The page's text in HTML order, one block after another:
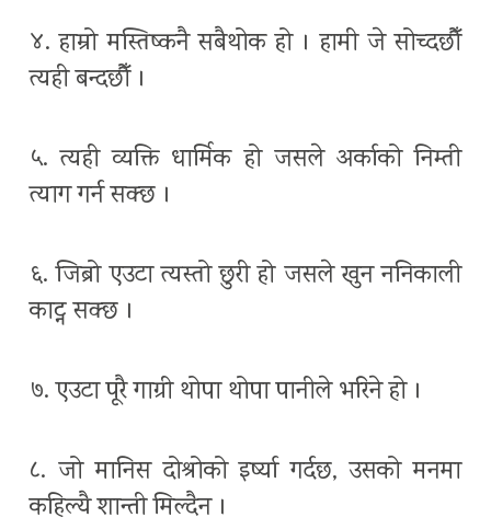
४. हाम्रो मस्तिष्कनै सबैथोक हो । हामी जे सोच्दछौँ
त्यही बन्दछौँ ।
५. त्यही व्यक्ति धार्मिक हो जसले अर्काको निम्ती
त्याग गर्न सक्छ ।
६. जिब्रो एउटा त्यस्तो छुरी हो जसले खुन ननिकाली
काट्न सक्छ ।
७. एउटा पूरै गाग्री थोपा थोपा पानीले भरिने हो ।
८. जो मानिस दोश्रोको इर्ष्या गर्दछ, उसको मनमा
कहिल्यै शान्ती मिल्दैन ।